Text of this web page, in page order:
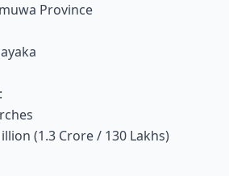
Province
(1.3 Crore / 130 Lakhs)